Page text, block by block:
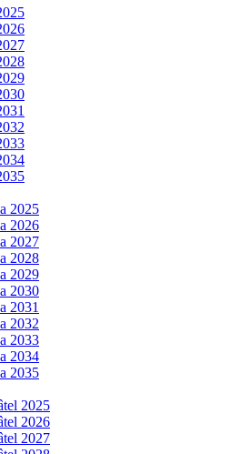
2025
2026
2027
2028
2029
2030
2031
2032
2033
2034
2035
2025
2026
2027